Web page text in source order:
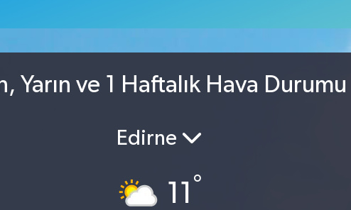
Yarın ve 1 Haftalık Hava
Edirne
11 °